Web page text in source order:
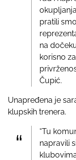
pratili
na
korisno
Čupić.
Unapređena je
klupskih trenera.
“Tu
napravili